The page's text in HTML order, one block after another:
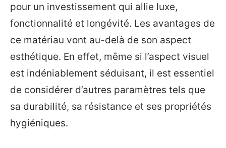
pour un investissement qui allie luxe,
fonctionnalité et longévité. Les avantages de
ce matériau vont au-delà de son aspect
esthétique. En effet, même si l’aspect visuel
est indéniablement séduisant, il est essentiel
de considérer d’autres paramètres tels que
sa durabilité, sa résistance et ses propriétés
hygiéniques.